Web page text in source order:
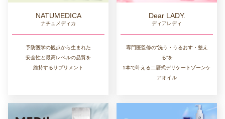
NATUMEDICA
ナチュメディカ
予防医学の観点から生まれた
安全性と最高レベルの品質を
維持するサプリメント
Dear LADY.
ディアレディ
専門医監修の“洗う・うるおす・整え
る”を
1本で叶える二層式デリケートゾーンケ
アオイル